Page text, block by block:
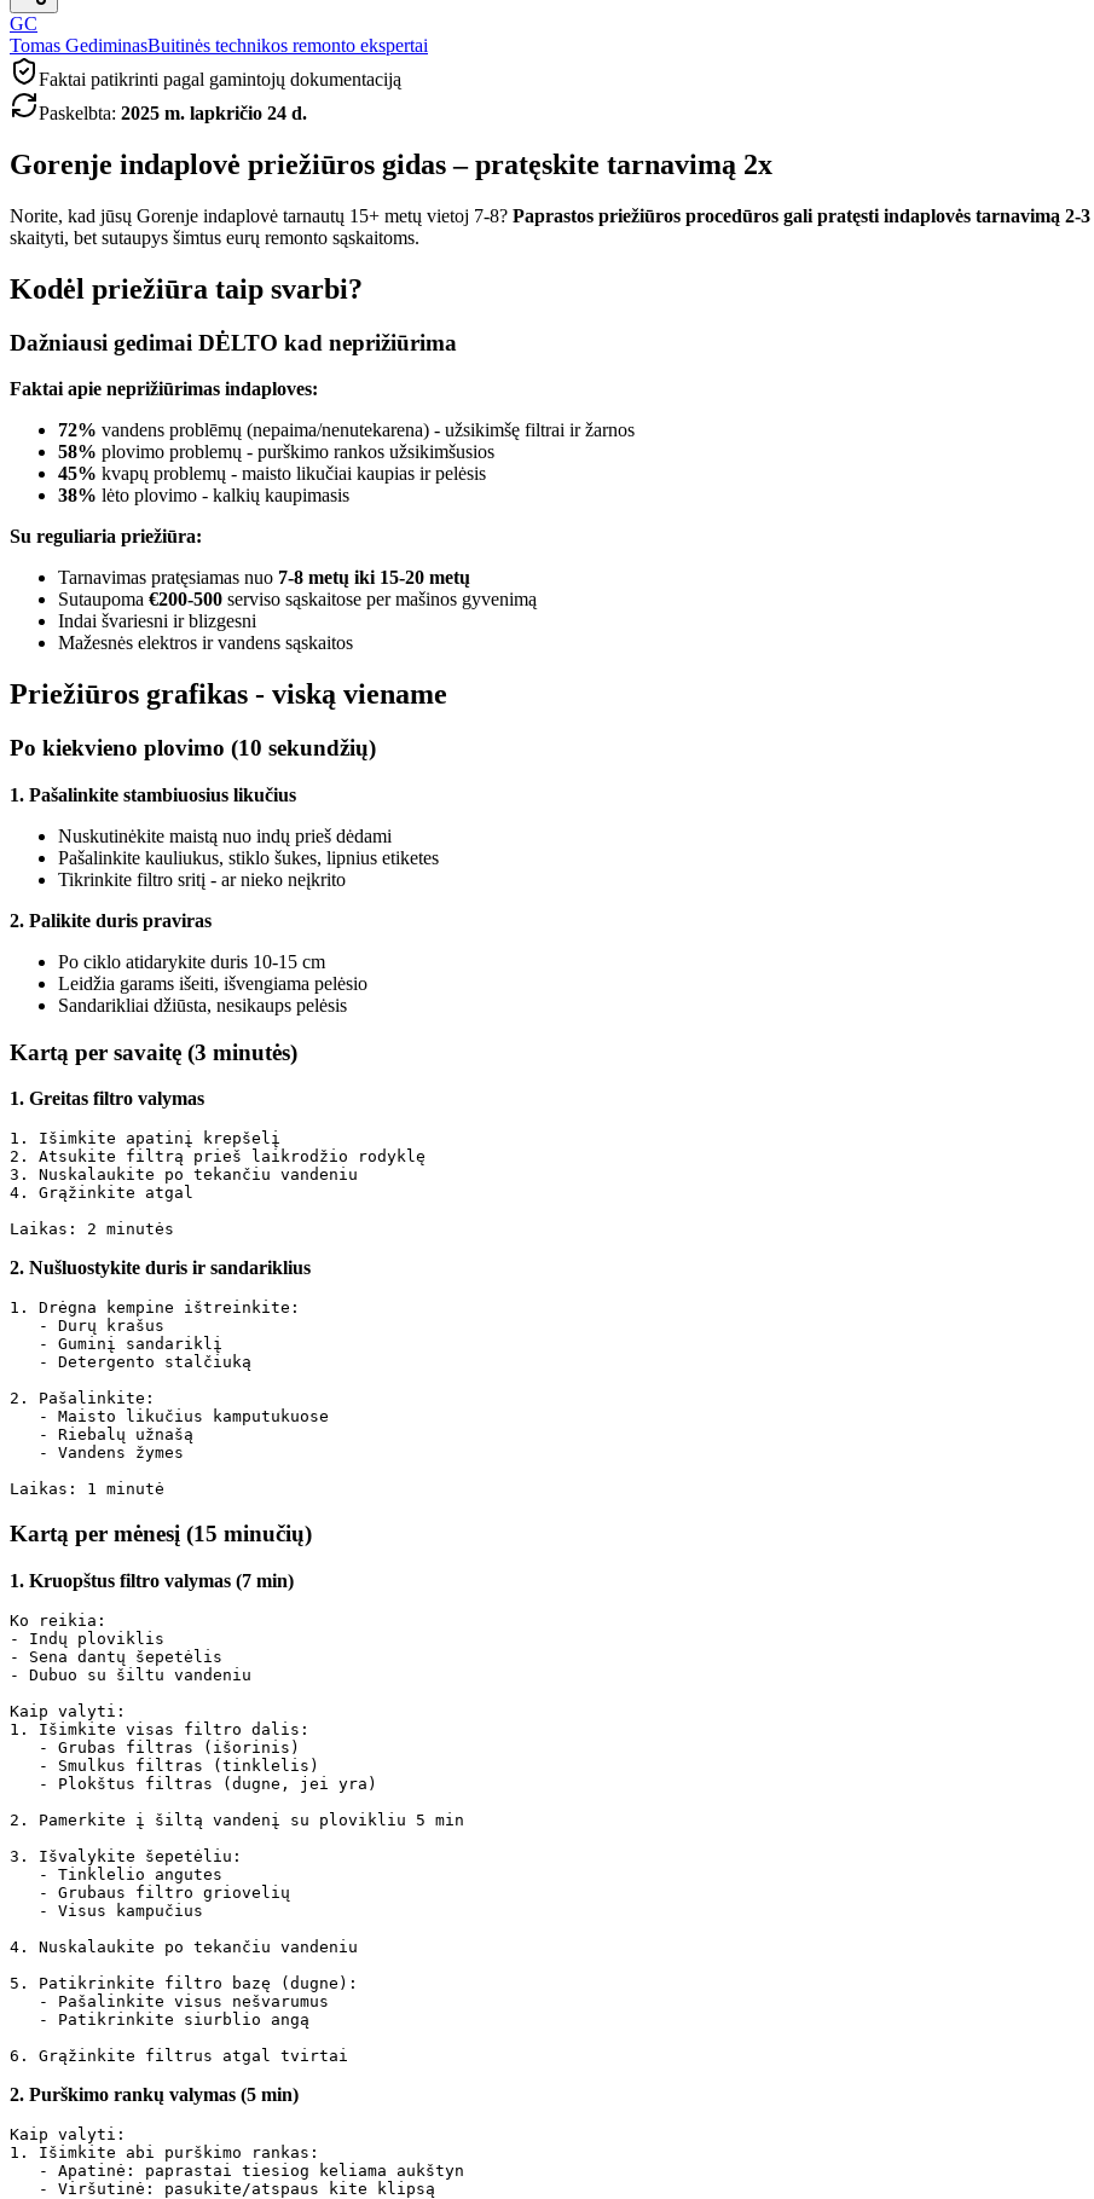
GC
Tomas GediminasBuitinės technikos remonto ekspertai
Faktai patikrinti pagal gamintojų dokumentaciją
Paskelbta: 2025 m. lapkričio 24 d.
Gorenje indaplovė priežiūros gidas – pratęskite tarnavimą 2x
Norite, kad jūsų Gorenje indaplovė tarnautų 15+ metų vietoj 7-8? Paprastos priežiūros procedūros gali pratęsti indaplovės tarnavimą 2-
skaityti, bet sutaupys šimtus eurų remonto sąskaitoms.
Kodėl priežiūra taip svarbi?
Dažniausi gedimai DĖLTO kad neprižiūrima
Faktai apie neprižiūrimas indaploves:
72% vandens problēmų (nepaima/nenutekarena) - užsikimšę filtrai ir žarnos
58% plovimo problemų - purškimo rankos užsikimšusios
45% kvapų problemų - maisto likučiai kaupias ir pelėsis
38% lėto plovimo - kalkių kaupimasis
Su reguliaria priežiūra:
Tarnavimas pratęsiamas nuo 7-8 metų iki 15-20 metų
Sutaupoma €200-500 serviso sąskaitose per mašinos gyvenimą
Indai švariesni ir blizgesni
Mažesnės elektros ir vandens sąskaitos
Priežiūros grafikas - viską viename
Po kiekvieno plovimo (10 sekundžių)
1. Pašalinkite stambiuosius likučius
Nuskutinėkite maistą nuo indų prieš dėdami
Pašalinkite kauliukus, stiklo šukes, lipnius etiketes
Tikrinkite filtro sritį - ar nieko neįkrito
2. Palikite duris praviras
Po ciklo atidarykite duris 10-15 cm
Leidžia garams išeiti, išvengiama pelėsio
Sandarikliai džiūsta, nesikaups pelėsis
Kartą per savaitę (3 minutės)
1. Greitas filtro valymas
1. Išimkite apatinį krepšelį
2. Atsukite filtrą prieš laikrodžio rodyklę
3. Nuskalaukite po tekančiu vandeniu
4. Grąžinkite atgal
2. Nušluostykite duris ir sandariklius
1. Drėgna kempine ištreinkite:
   - Durų krašus
   - Guminį sandariklį
   - Detergento stalčiuką
2. Pašalinkite:
   - Maisto likučius kamputukuose
   - Riebalų užnašą
   - Vandens žymes
Kartą per mėnesį (15 minučių)
1. Kruopštus filtro valymas (7 min)
Ko reikia:
- Indų ploviklis
- Sena dantų šepetėlis
- Dubuo su šiltu vandeniu
Kaip valyti:
1. Išimkite visas filtro dalis:
   - Grubas filtras (išorinis)
   - Smulkus filtras (tinklelis)
   - Plokštus filtras (dugne, jei yra)
2. Pamerkite į šiltą vandenį su plovikliu 5 min
3. Išvalykite šepetėliu:
   - Tinklelio angutes
   - Grubaus filtro griovelių
   - Visus kampučius
4. Nuskalaukite po tekančiu vandeniu
5. Patikrinkite filtro bazę (dugne):
   - Pašalinkite visus nešvarumus
   - Patikrinkite siurblio angą
2. Purškimo rankų valymas (5 min)
Kaip valyti:
1. Išimkite abi purškimo rankas:
   - Apatinė: paprastai tiesiog keliama aukštyn
   - Viršutinė: pasukite/atspaus kite klipsą